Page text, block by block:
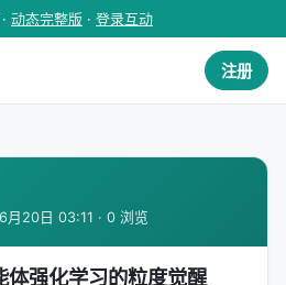
动态完整版 · 登录互动
注册
月20日 03:11 · 0 浏览
强化学习的粒度觉醒